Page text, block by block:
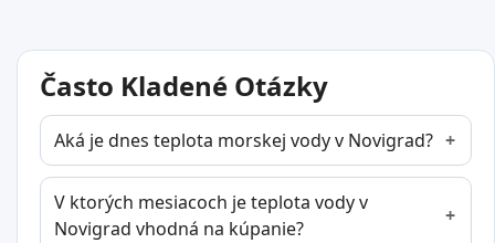
Často Kladené Otázky
Aká je dnes teplota morskej vody v Novigrad?
V ktorých mesiacoch je teplota vody v
Novigrad vhodná na kúpanie?